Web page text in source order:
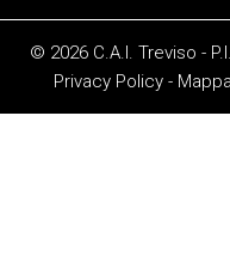
© 2026 C.A.I. Treviso -
Privacy Policy -